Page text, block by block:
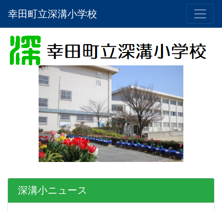
幸田町立深溝小学校
深溝小ニュース